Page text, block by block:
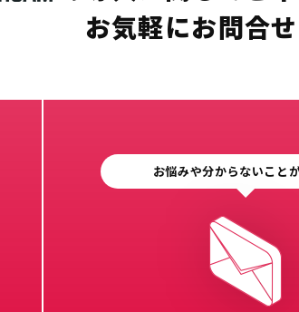
お気軽にお問合
お悩みや分からないこと